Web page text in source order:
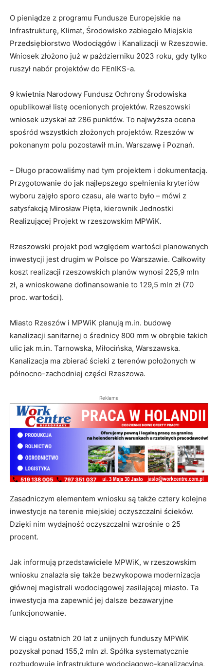
O pieniądze z programu Fundusze Europejskie na
Infrastrukturę, Klimat, Środowisko zabiegało Miejskie
Przedsiębiorstwo Wodociągów i Kanalizacji w Rzeszowie.
Wniosek złożono już w październiku 2023 roku, gdy tylko
ruszył nabór projektów do FEnIKS-a.
9 kwietnia Narodowy Fundusz Ochrony Środowiska
opublikował listę ocenionych projektów. Rzeszowski
wniosek uzyskał aż 286 punktów. To najwyższa ocena
spośród wszystkich złożonych projektów. Rzeszów w
pokonanym polu pozostawił m.in. Warszawę i Poznań.
– Długo pracowaliśmy nad tym projektem i dokumentacją.
Przygotowanie do jak najlepszego spełnienia kryteriów
wyboru zajęło sporo czasu, ale warto było – mówi z
satysfakcją Mirosław Pięta, kierownik Jednostki
Realizującej Projekt w rzeszowskim MPWiK.
Rzeszowski projekt pod względem wartości planowanych
inwestycji jest drugim w Polsce po Warszawie. Całkowity
koszt realizacji rzeszowskich planów wynosi 225,9 mln
zł, a wnioskowane dofinansowanie to 129,5 mln zł (70
proc. wartości).
Miasto Rzeszów i MPWiK planują m.in. budowę
kanalizacji sanitarnej o średnicy 800 mm w obrębie takich
ulic jak m.in. Tarnowska, Miłocińska, Warszawska.
Kanalizacja ma zbierać ścieki z terenów położonych w
północno-zachodniej części Rzeszowa.
Reklama
Zasadniczym elementem wniosku są także cztery kolejne
inwestycje na terenie miejskiej oczyszczalni ścieków.
Dzięki nim wydajność oczyszczalni wzrośnie o 25
procent.
Jak informują przedstawiciele MPWiK, w rzeszowskim
wniosku znalazła się także bezwykopowa modernizacja
głównej magistrali wodociągowej zasilającej miasto. Ta
inwestycja ma zapewnić jej dalsze bezawaryjne
funkcjonowanie.
W ciągu ostatnich 20 lat z unijnych funduszy MPWiK
pozyskał ponad 155,2 mln zł. Spółka systematycznie
rozbudowuje infrastrukturę wodociągowo-kanalizacyjną,